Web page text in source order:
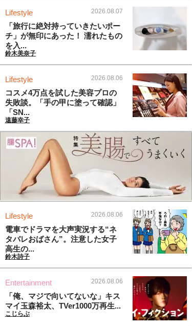
Lifestyle 2026.08.07
「旅行に絶対持っていきたいポー
チ」が無印にあった！ 濡れたもの
を入...
鈴木美奈子
Lifestyle 2026.08.06
コスメ4万点を試した美容プロの
失敗談。「手の甲に塗って確認」
「SN...
遠藤幸子
Lifestyle 2026.08.06
電車でドラマを大声実況する“ネ
タバレおばさん”。注意した女子
高生の...
鈴木詩子
Entertainment 2026.08.06
「俺、マジで向いてないな」キス
マイ玉森裕太、TVer1000万再生...
こじらぶ